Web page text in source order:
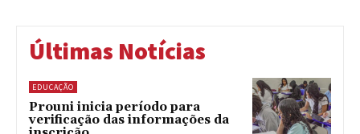
Últimas Notícias
EDUCAÇÃO
Prouni inicia período para
verificação das informações da